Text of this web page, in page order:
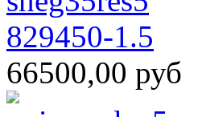
829450-1.5
66500,00 руб